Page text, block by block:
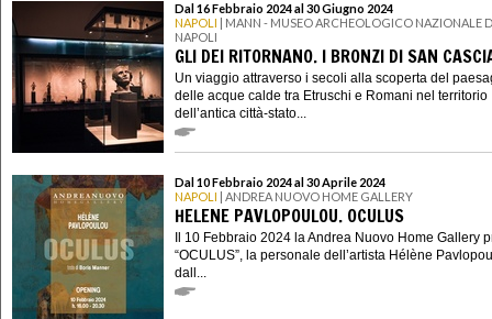
Dal 16 Febbraio 2024 al 30 Giugno 2024
NAPOLI | MANN - MUSEO ARCHEOLOGICO NAZIONALE
NAPOLI
GLI DEI RITORNANO. I BRONZI DI SAN
Un viaggio attraverso i secoli alla scoperta del
delle acque calde tra Etruschi e Romani nel territorio
dell’antica città-stato...
Dal 10 Febbraio 2024 al 30 Aprile 2024
NAPOLI | ANDREA NUOVO HOME GALLERY
HELENE PAVLOPOULOU. OCULUS
Il 10 Febbraio 2024 la Andrea Nuovo Home Gallery
“OCULUS”, la personale dell’artista Hélène
dall...